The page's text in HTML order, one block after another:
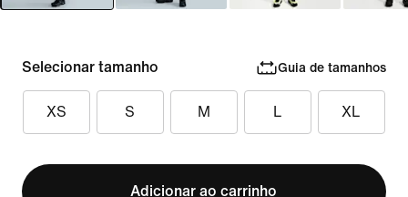
Selecionar tamanho Guia de tamanhos
XS S M L XL
Adicionar ao carrinho